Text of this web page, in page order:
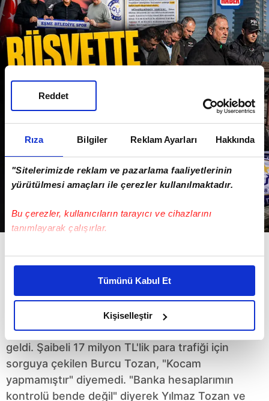
Rıza Bilgiler Reklam Ayarları Hakkında
"Sitelerimizde reklam ve pazarlama faaliyetlerinin
yürütülmesi amaçları ile çerezler kullanılmaktadır.
Bu çerezler, kullanıcıların tarayıcı ve cihazlarını
tanımlayarak çalışırlar.
Bu çerezlere izin vermeniz halinde sizlere özel
daha iyi reklam deneyimi yaşatabiliriz. Bunu yaparken
amacımızın size daha iyi bir reklam deneyimi sunmak
olduğunu ve sizlere en iyi içerikleri sunabilmek adına
elimizden gelen çabayı gösterdiğimizi ve bu noktada,
reklamların maliyetlerimizi karşılamak noktasında tek gelir
kalemimiz olduğunu sizlere hatırlatmak isteriz.
Her halükârda, kullanıcılar, bu çerezlere izin vermedikleri
Tümünü Kabul Et
Kişiselleştir
Reddet
Yılmaz Tozan rüşvette Özkan
Yalım'ın izinde
CHP'li Eşme Belediyesi'ne yönelik yolsuzluk
operasyonu sonrası iki kilit isimden bomba itiraf
geldi. Şaibeli 17 milyon TL'lik para trafiği için
sorguya çekilen Burcu Tozan, "Kocam
yapmamıştır" diyemedi. "Banka hesaplarımın
kontrolü bende değil" diyerek Yılmaz Tozan ve